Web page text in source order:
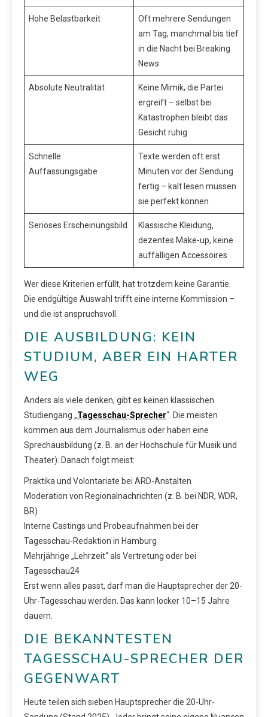
Hohe Belastbarkeit
Oft mehrere Sendungen
am Tag, manchmal bis tief
in die Nacht bei Breaking
News
Absolute Neutralität
Keine Mimik, die Partei
ergreift – selbst bei
Katastrophen bleibt das
Gesicht ruhig
Schnelle
Auffassungsgabe
Texte werden oft erst
Minuten vor der Sendung
fertig – kalt lesen müssen
sie perfekt können
Seriöses Erscheinungsbild
Klassische Kleidung,
dezentes Make-up, keine
auffälligen Accessoires
Wer diese Kriterien erfüllt, hat trotzdem keine Garantie.
Die endgültige Auswahl trifft eine interne Kommission –
und die ist anspruchsvoll.
DIE AUSBILDUNG: KEIN
STUDIUM, ABER EIN HARTER
WEG
Anders als viele denken, gibt es keinen klassischen
Studiengang „Tagesschau-Sprecher“. Die meisten
kommen aus dem Journalismus oder haben eine
Sprechausbildung (z. B. an der Hochschule für Musik und
Theater). Danach folgt meist:
Praktika und Volontariate bei ARD-Anstalten
Moderation von Regionalnachrichten (z. B. bei NDR, WDR,
BR)
Interne Castings und Probeaufnahmen bei der
Tagesschau-Redaktion in Hamburg
Mehrjährige „Lehrzeit“ als Vertretung oder bei
Tagesschau24
Erst wenn alles passt, darf man die Hauptsprecher der 20-
Uhr-Tagesschau werden. Das kann locker 10–15 Jahre
dauern.
DIE BEKANNTESTEN
TAGESSCHAU-SPRECHER DER
GEGENWART
Heute teilen sich sieben Hauptsprecher die 20-Uhr-